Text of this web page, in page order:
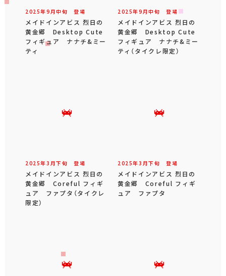
2025年9 月中旬 登場
メイドインアビス 烈日の
黄金郷 Desktop Cute
フィギュア ナナチ&ミー
ティ
2025年9 月中旬 登場
メイドインアビス 烈日の
黄金郷 Desktop Cute
フィギュア ナナチ&ミー
ティ（タイクレ限定）
2025年3 月下旬 登場
メイドインアビス 烈日の
黄金郷 Coreful フィギ
ュア ファプタ（タイクレ
限定）
2025年3 月下旬 登場
メイドインアビス 烈日の
黄金郷 Coreful フィギ
ュア ファプタ